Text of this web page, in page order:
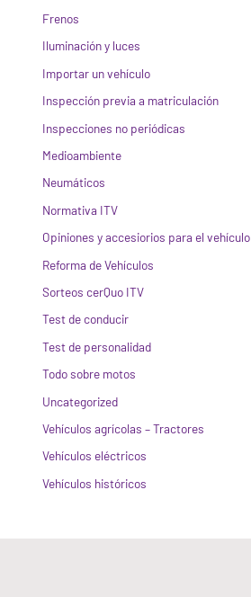
Frenos
Iluminación y luces
Importar un vehículo
Inspección previa a matriculación
Inspecciones no periódicas
Medioambiente
Neumáticos
Normativa ITV
Opiniones y accesiorios para el vehículo
Reforma de Vehículos
Sorteos cerQuo ITV
Test de conducir
Test de personalidad
Todo sobre motos
Uncategorized
Vehículos agrícolas – Tractores
Vehículos eléctricos
Vehículos históricos